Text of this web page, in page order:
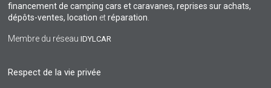
financement de camping cars et caravanes, reprises sur achats,
dépôts-ventes, location etréparation.
Membre du réseauIDYLCAR
Respect de la vie privée